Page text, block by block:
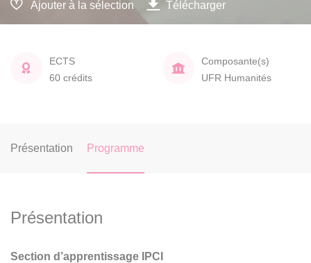
Ajouter à la sélection Télécharger
ECTS
60 crédits
Composante(s)
UFR Humanités
Présentation Programme
Présentation
Section d’apprentissage IPCI